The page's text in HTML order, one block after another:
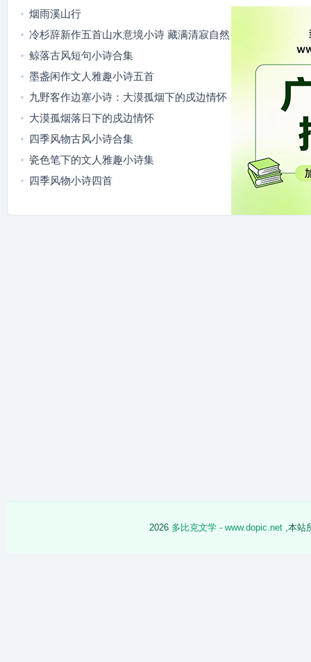
烟雨溪山行
冷杉辞新作五首山水意境小诗 藏满清寂自然
意趣
鲸落古风短句小诗合集
墨盏闲作文人雅趣小诗五首
九野客作边塞小诗：大漠孤烟下的戍边情怀
大漠孤烟落日下的戍边情怀
四季风物古风小诗合集
瓷色笔下的文人雅趣小诗集
四季风物小诗四首
2026 多比克文学 - www.dopic.net ,本站